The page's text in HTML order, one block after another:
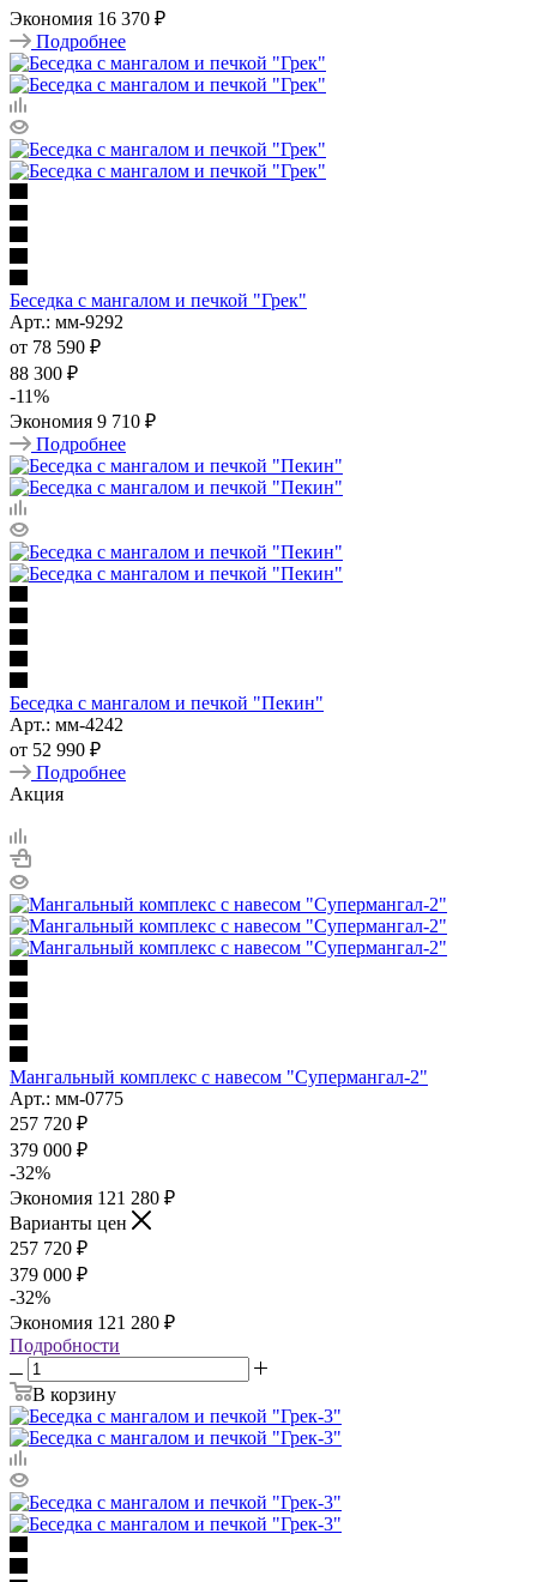
Экономия 16 370 ₽
Подробнее
Беседка с мангалом и печкой "Грек"
Арт.: мм-9292
от 78 590 ₽
88 300 ₽
-11%
Экономия 9 710 ₽
Подробнее
Беседка с мангалом и печкой "Пекин"
Арт.: мм-4242
от 52 990 ₽
Подробнее
Акция
Мангальный комплекс с навесом "Супермангал-2"
Арт.: мм-0775
257 720 ₽
379 000 ₽
-32%
Экономия 121 280 ₽
Варианты цен
257 720 ₽
379 000 ₽
-32%
Экономия 121 280 ₽
Подробности
В корзину